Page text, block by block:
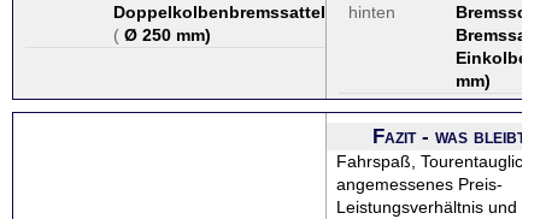
Doppelkolbenbremssattel
( Ø 250 mm)
hinten
Einkolben
mm)
Fazit - was bleibt
Fahrspaß,
angemessenes Preis-
Leistungsverhältnis und